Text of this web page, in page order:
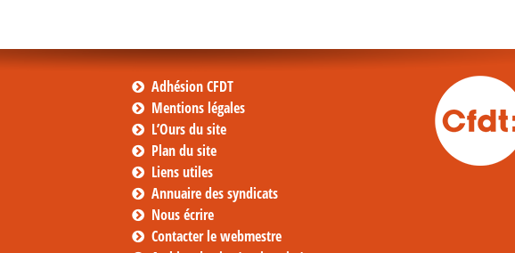
Adhésion CFDT
Mentions légales
L’Ours du site
Plan du site
Liens utiles
Annuaire des syndicats
Nous écrire
Contacter le webmestre